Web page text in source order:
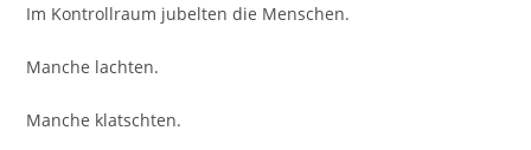
Im Kontrollraum jubelten die Menschen.
Manche lachten.
Manche klatschten.